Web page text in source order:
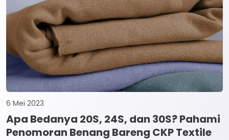
6 Mei 2023
Apa Bedanya 20S, 24S, dan 30S? Pahami
Penomoran Benang Bareng CKP Textile